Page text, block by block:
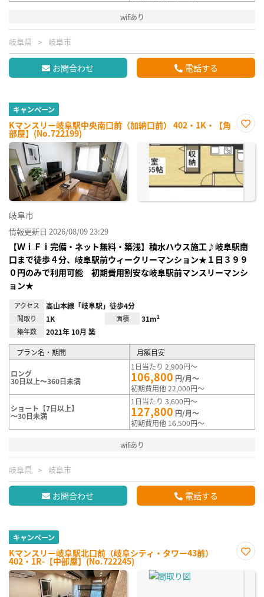
wifiあり
岐阜県 岐阜市
お問合わせ 電話する
キャンペーン
Kマンスリー岐阜駅中央南口前（加納口前） 402・1K・【角
部屋】(No.722199)
に入
り登
録
岐阜市
情報更新日 2026/08/09 23:29
【ＷｉＦｉ完備・ネット無料・築浅】積水ハウス施工♪岐阜駅南
口まで徒歩４分、岐阜駅前ウィークリーマンション★１日３９９
０円のみで利用可能 初期費用割安な岐阜駅前マンスリーマンシ
ョン★
アクセス 高山本線「岐阜駅」徒歩4分
間取り 1K 面積 31m²
築年数 2021年 10月 築
プラン名・期間 月額目安
ロング
30日以上～360日未満
1日当たり 2,900円～
106,800 円/月～
初期費用他 22,000円～
ショート【7日以上】
～30日未満
1日当たり 3,600円～
127,800 円/月～
初期費用他 16,500円～
wifiあり
岐阜県 岐阜市
お問合わせ 電話する
キャンペーン
Kマンスリー岐阜駅北口前（岐阜シティ・タワー43前）
402・1R-【中部屋】(No.722245)
に入